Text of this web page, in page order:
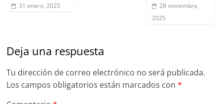
31 enero, 2025
28 noviembre,
2025
Deja una respuesta
Tu dirección de correo electrónico no será publicada.
Los campos obligatorios están marcados con*